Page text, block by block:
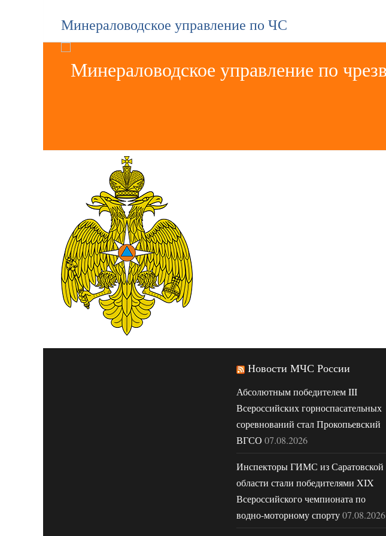
Минераловодское управление по ЧС
Новости МЧС России
Абсолютным победителем III
Всероссийских горноспасательных
соревнований стал Прокопьевский
ВГСО 07.08.2026
Инспекторы ГИМС из Саратовской
области стали победителями XIX
Всероссийского чемпионата по
водно-моторному спорту 07.08.2026